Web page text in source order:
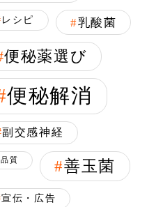
レシピ 乳酸菌
便秘薬選び
便秘解消
副交感神経
品質 善玉菌
宣伝・広告